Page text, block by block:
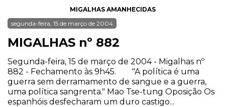
MIGALHAS AMANHECIDAS
segunda-feira, 15 de março de 2004
MIGALHAS nº 882
Segunda-feira, 15 de março de 2004 - Migalhas nº
882 - Fechamento às 9h45. "A política é uma
guerra sem derramamento de sangue e a guerra,
uma política sangrenta." Mao Tse-tung Oposição Os
espanhóis desfecharam um duro castigo...